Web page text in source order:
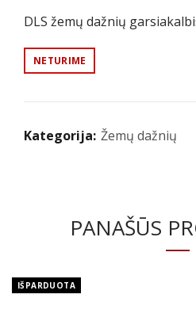
DLS žemų dažnių
NETURIME
Kategorija: Žemų dažnių
PANAŠŪS
IŠPARDUOTA